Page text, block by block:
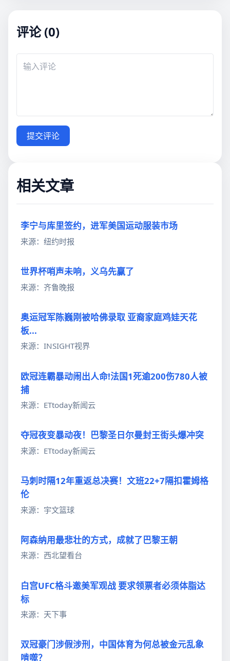
评论 (0)
提交评论
相关文章
李宁与库里签约，进军美国运动服装市场
来源：纽约时报
世界杯哨声未响，义乌先赢了
来源：齐鲁晚报
奥运冠军陈巍刚被哈佛录取 亚裔家庭鸡娃天花
板...
来源：INSIGHT视界
欧冠连霸暴动闹出人命!法国1死逾200伤780人被
捕
来源：ETtoday新闻云
夺冠夜变暴动夜！巴黎圣日尔曼封王街头爆冲突
来源：ETtoday新闻云
马刺时隔12年重返总决赛！文班22+7隔扣霍姆格
伦
来源：宇文篮球
阿森纳用最悲壮的方式，成就了巴黎王朝
来源：西北望看台
白宫UFC格斗邀美军观战 要求领票者必须体脂达
标
来源：天下事
双冠豪门涉假涉刑，中国体育为何总被金元乱象
啃噬？